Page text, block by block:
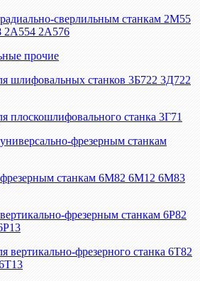
сверлильным станкам 2М55
2А576
прочие
шлифовальных станков 3Б722 3Д722
плоскошлифовального станка 3Г71
фрезерным станкам
фрезерным станкам 6М82 6М12 6М83
фрезерным станкам 6Р82
вертикально-фрезерного станка 6Т82